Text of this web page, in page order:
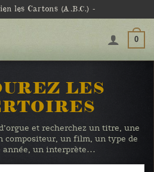
les Cartons (A.B.C.) -
0
LES
et recherchez un titre, une
compositeur, un film, un type de
année, un interprète…